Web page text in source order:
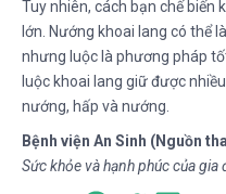
Tuy nhiên, cách bạn chế biến
lớn. Nướng khoai lang có thể
nhưng luộc là phương pháp
luộc khoai lang giữ được
nướng, hấp và nướng.
Bệnh viện An Sinh (Nguồn
Sức khỏe và hạnh phúc của gia